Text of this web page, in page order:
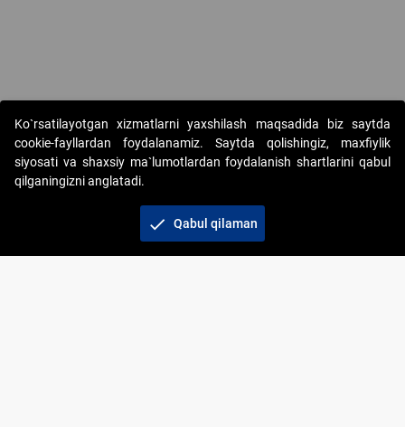
Copyright © 2017-2026. "Elektron onlayn-auksionlarni tashkil etish"
AJ. Barcha huquqlar himoyalangan
+998 71 202-21-11
Ko`rsatilayotgan xizmatlarni yaxshilash maqsadida biz saytda
cookie-fayllardan foydalanamiz. Saytda qolishingiz, maxfiylik
siyosati va shaxsiy ma`lumotlardan foydalanish shartlarini qabul
qilganingizni anglatadi.
check Qabul qilaman